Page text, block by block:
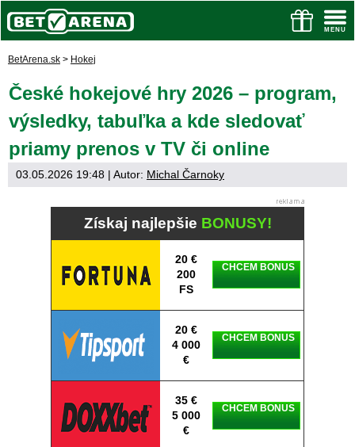
BetArena.sk > Hokej
České hokejové hry 2026 – program,
výsledky, tabuľka a kde sledovať
priamy prenos v TV či online
03.05.2026 19:48 | Autor: Michal Čarnoky
Získaj najlepšie BONUSY!
20 €
200
FS
CHCEM BONUS
20 €
4 000
€
CHCEM BONUS
35 €
5 000
€
CHCEM BONUS